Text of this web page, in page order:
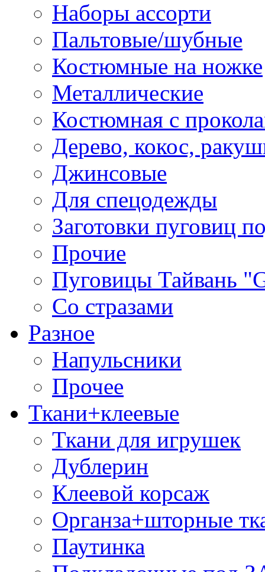
Наборы ассорти
Пальтовые/шубные
Костюмные на ножке
Металлические
Костюмная с
Дерево, кокос,
Джинсовые
Для спецодежды
Заготовки пуговиц
Прочие
Пуговицы Тайвань
Со стразами
Разное
Напульсники
Прочее
Ткани+клеевые
Ткани для игрушек
Дублерин
Клеевой корсаж
Органза+шторные
Паутинка